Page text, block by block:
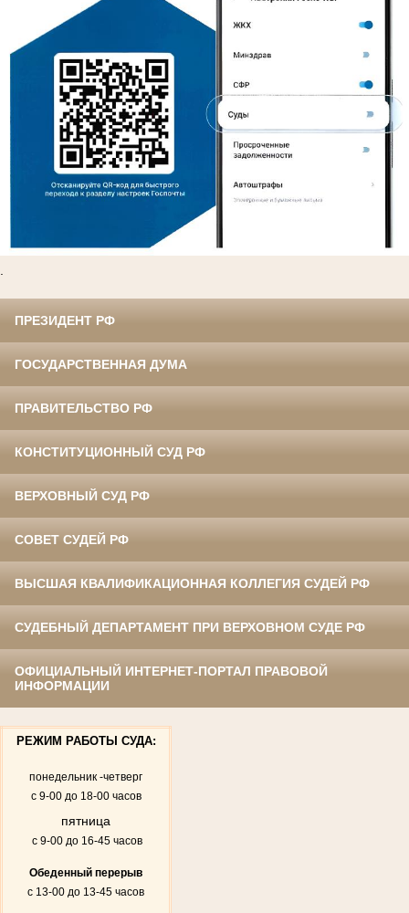
ПРЕЗИДЕНТ РФ
ГОСУДАРСТВЕННАЯ ДУМА
ПРАВИТЕЛЬСТВО РФ
КОНСТИТУЦИОННЫЙ СУД РФ
ВЕРХОВНЫЙ СУД РФ
СОВЕТ СУДЕЙ РФ
ВЫСШАЯ КВАЛИФИКАЦИОННАЯ КОЛЛЕГИЯ СУДЕЙ РФ
СУДЕБНЫЙ ДЕПАРТАМЕНТ ПРИ ВЕРХОВНОМ СУДЕ РФ
ОФИЦИАЛЬНЫЙ ИНТЕРНЕТ-ПОРТАЛ ПРАВОВОЙ
ИНФОРМАЦИИ
РЕЖИМ РАБОТЫ СУДА:
понедельник -четверг
с 9-00 до 18-00 часов
пятница
с 9-00 до 16-45 часов
Обеденный перерыв
с 13-00 до 13-45 часов